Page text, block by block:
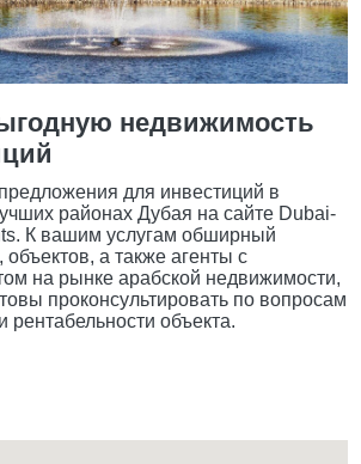
недвижимость
для инвестиций в
районах Дубая на сайте Dubai-
К вашим услугам обширный
объектов, а также агенты с
на рынке арабской недвижимости,
проконсультировать по вопросам
рентабельности объекта.